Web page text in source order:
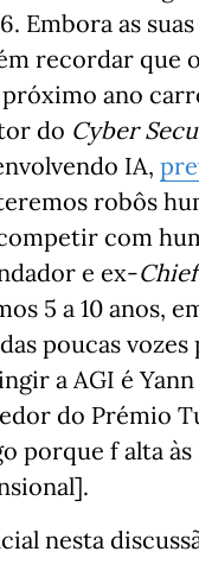
Embora as
recordar que
ano
do Cyber
IA,
robôs
com
e ex-
5 a 10 anos,
poucas
a AGI é
do Prémio
porque f alta às
nesta